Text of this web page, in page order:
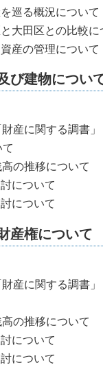
巡る概況について
大田区との比較に
産の管理について
び建物につい
産に関する調書
て
の推移について
について
について
産権について
産に関する調書」
の推移について
について
について